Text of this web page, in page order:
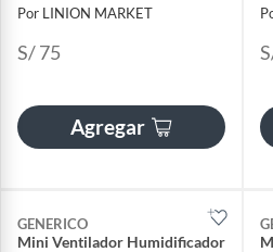
Por LINION MARKET
S/ 75
Agregar
GENERICO
Mini Ventilador Humidificador